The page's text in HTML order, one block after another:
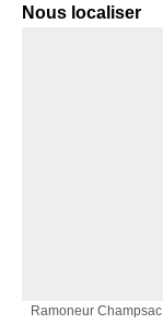
Nous localiser
Ramoneur Champsac